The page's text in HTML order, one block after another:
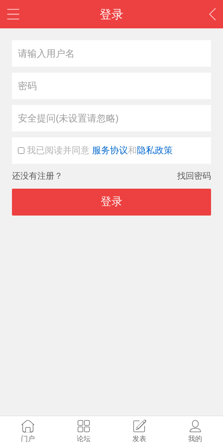
登录
安全提问(未设置请忽略)
我已阅读并同意 服务协议和 隐私政策
还没有注册？ 找回密码
门户 论坛 发表 我的